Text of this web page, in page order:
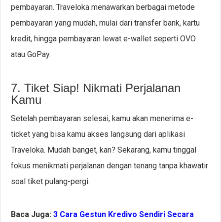
pembayaran. Traveloka menawarkan berbagai metode
pembayaran yang mudah, mulai dari transfer bank, kartu
kredit, hingga pembayaran lewat e-wallet seperti OVO
atau GoPay.
7. Tiket Siap! Nikmati Perjalanan
Kamu
Setelah pembayaran selesai, kamu akan menerima e-
ticket yang bisa kamu akses langsung dari aplikasi
Traveloka. Mudah banget, kan? Sekarang, kamu tinggal
fokus menikmati perjalanan dengan tenang tanpa khawatir
soal tiket pulang-pergi.
Baca Juga:3 Cara Gestun Kredivo Sendiri Secara